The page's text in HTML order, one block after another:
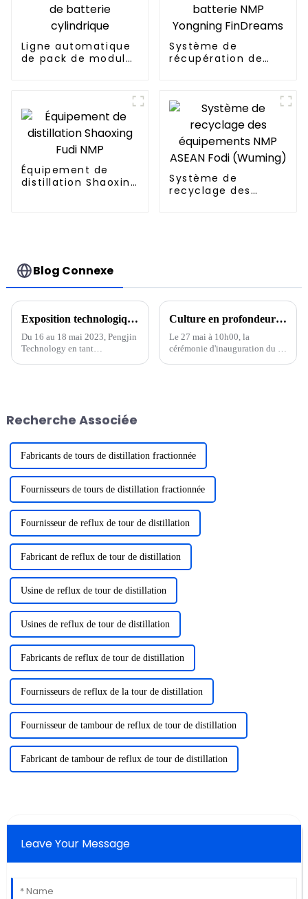
Ligne automatique
de pack de modules
Système de
récupération de
Équipement de
distillation Shaoxing
Système de
recyclage des
Blog Connexe
Exposition technologique de Pengjin La 15e exposition internationale de technologie des batteries de Shenzhen s'est terminée en beauté
Du 16 au 18 mai 2023, Pengjin
Technology en tant
d'une durée de trois jours. La
fructueuse, pas...
Culture en profondeur de nouvelles énergies, concentration sur la haute qualité, cérémonie de fondation du parc industriel de Pengjin Huizhou
Le 27 mai à 10h00, la
cérémonie d'inauguration du «
Recherche Associée
Fabricants de tours de distillation fractionnée
Fournisseurs de tours de distillation fractionnée
Fournisseur de reflux de tour de distillation
Fabricant de reflux de tour de distillation
Usine de reflux de tour de distillation
Usines de reflux de tour de distillation
Fabricants de reflux de tour de distillation
Fournisseurs de reflux de la tour de distillation
Fournisseur de tambour de reflux de tour de distillation
Fabricant de tambour de reflux de tour de distillation
Leave Your Message